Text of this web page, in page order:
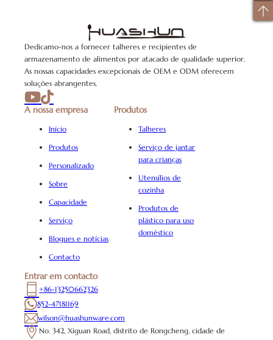
Dedicamo-nos a fornecer talheres e recipientes de
armazenamento de alimentos por atacado de qualidade superior.
As nossas capacidades excepcionais de OEM e ODM oferecem
soluções abrangentes.
A nossa empresa
Início
Produtos
Personalizado
Sobre
Capacidade
Serviço
Blogues e notícias
Contacto
Produtos
Talheres
Serviço de jantar
para crianças
Utensílios de
cozinha
Produtos de
plástico para uso
doméstico
Entrar em contacto
+86-13250662326
852-47181169
wilson@huashunware.com
No. 342, Xiguan Road, distrito de Rongcheng, cidade de